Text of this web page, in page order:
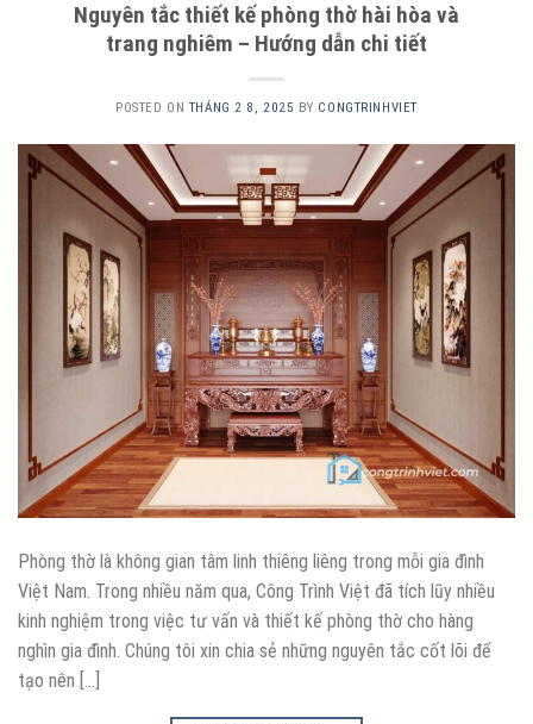
Nguyên tắc thiết kế phòng thờ hài hòa và
trang nghiêm – Hướng dẫn chi tiết
POSTED ON THÁNG 2 8, 2025 BY CONGTRINHVIET
Phòng thờ là không gian tâm linh thiêng liêng trong mỗi gia đình
Việt Nam. Trong nhiều năm qua, Công Trình Việt đã tích lũy nhiều
kinh nghiệm trong việc tư vấn và thiết kế phòng thờ cho hàng
nghìn gia đình. Chúng tôi xin chia sẻ những nguyên tắc cốt lõi để
tạo nên […]